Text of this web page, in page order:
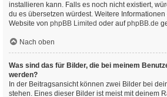
installieren kann. Falls es noch nicht existiert,
du es übersetzen würdest. Weitere
Website von phpBB Limited oder aufphpBB.de
Nach oben
Was sind das für Bilder, die bei meinem
werden?
In der Beitragsansicht können zwei Bilder bei
stehen. Eines dieser Bilder ist meist mit deinem